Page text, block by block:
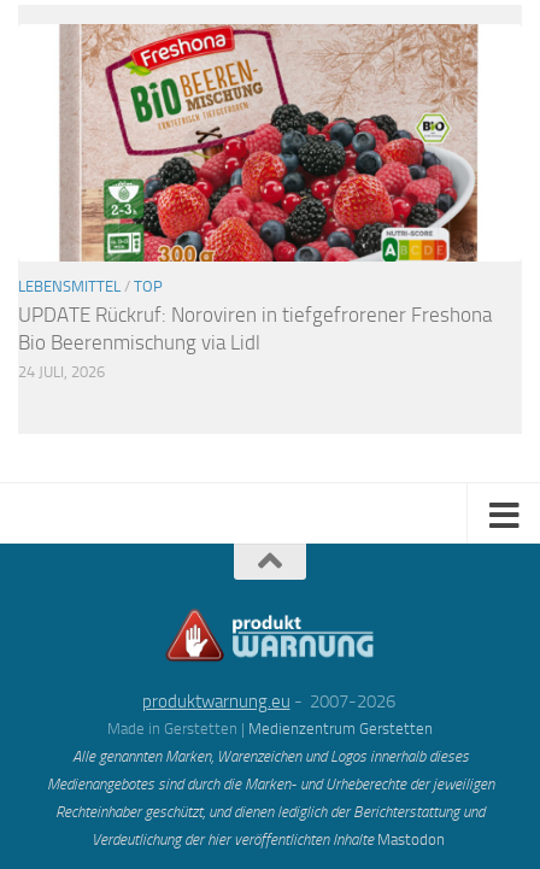
LEBENSMITTEL / TOP
UPDATE Rückruf: Noroviren in tiefgefrorener Freshona
Bio Beerenmischung via Lidl
24 JULI, 2026
produktwarnung.eu - 2007-2026
Made in Gerstetten | Medienzentrum Gerstetten
Alle genannten Marken, Warenzeichen und Logos innerhalb dieses
Medienangebotes sind durch die Marken- und Urheberechte der jeweiligen
Rechteinhaber geschützt, und dienen lediglich der Berichterstattung und
Verdeutlichung der hier veröffentlichten Inhalte Mastodon